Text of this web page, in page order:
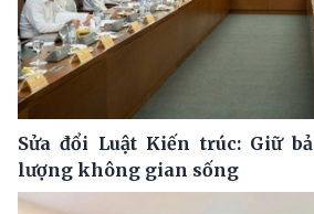
Sửa đổi Luật Kiến trúc: Giữ
lượng không gian sống